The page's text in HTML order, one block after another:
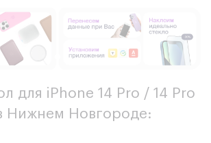
для iPhone 14 Pro / 14 Pro
Нижнем Новгороде: